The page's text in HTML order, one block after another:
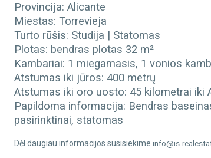
Provincija: Alicante
Miestas: Torrevieja
Turto rūšis: Studija | Statomas
Plotas: bendras plotas 32 m²
Kambariai: 1 miegamasis, 1 vonios
Atstumas iki jūros: 400 metrų
Atstumas iki oro uosto: 45 kilometrai iki
Papildoma informacija: Bendras
pasirinktinai, statomas
Dėl daugiau informacijos susisiekime info@is-